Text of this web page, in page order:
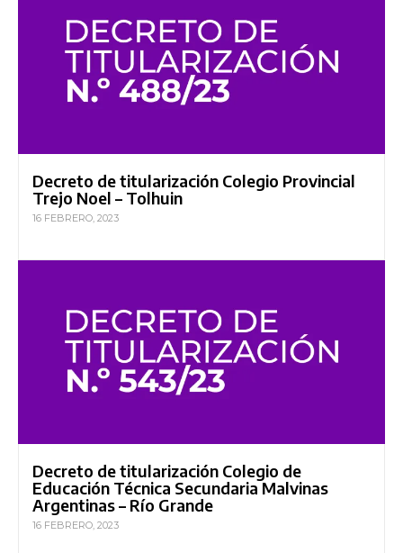
Decreto de titularización Colegio Provincial
Trejo Noel – Tolhuin
16 FEBRERO, 2023
Decreto de titularización Colegio de
Educación Técnica Secundaria Malvinas
Argentinas – Río Grande
16 FEBRERO, 2023